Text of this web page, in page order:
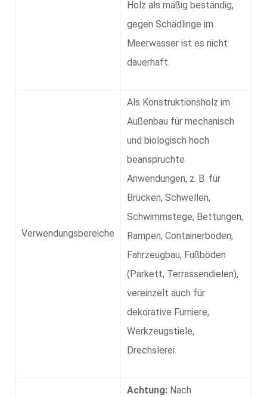
Holz als mäßig beständig,
gegen Schädlinge im
Meerwasser ist es nicht
dauerhaft.
Verwendungsbereiche
Als Konstruktionsholz im
Außenbau für mechanisch
und biologisch hoch
beanspruchte
Anwendungen, z. B. für
Brücken, Schwellen,
Schwimmstege, Bettungen,
Rampen, Containerböden,
Fahrzeugbau, Fußböden
(Parkett, Terrassendielen),
vereinzelt auch für
dekorative Furniere,
Werkzeugstiele,
Drechslerei.
Achtung: Nach